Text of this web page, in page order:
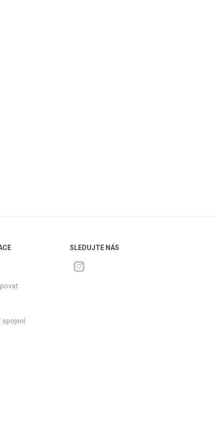
spojení
SLEDUJTE NÁS